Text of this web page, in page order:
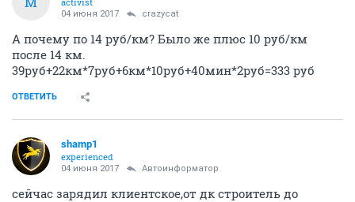
04 июня 2017 crazycat
А почему по 14 руб/км? Было же плюс 10 руб/км
после 14 км.
39руб+22км*7руб+6км*10руб+40мин*2руб=333 руб
ОТВЕТИТЬ
shamp1
experienced
04 июня 2017 Автоинформатор
сейчас зарядил клиентское,от дк строитель до